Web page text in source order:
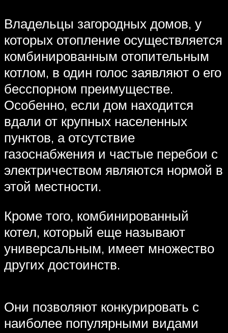
Владельцы загородных домов, у
которых отопление осуществляется
комбинированным отопительным
котлом, в один голос заявляют о его
бесспорном преимуществе.
Особенно, если дом находится
вдали от крупных населенных
пунктов, а отсутствие
газоснабжения и частые перебои с
электричеством являются нормой в
этой местности.
Кроме того, комбинированный
котел, который еще называют
универсальным, имеет множество
других достоинств.
Они позволяют конкурировать с
наиболее популярными видами